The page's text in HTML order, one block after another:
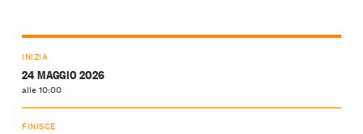
INIZIA
24 MAGGIO 2026
alle 10:00
FINISCE